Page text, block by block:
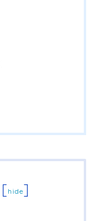
[hide]